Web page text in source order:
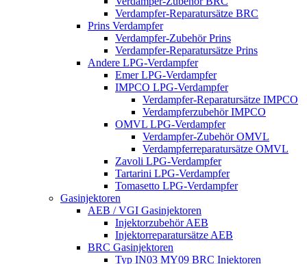
Verdampfer-Reparatursätze BRC
Prins Verdampfer
Verdampfer-Zubehör Prins
Verdampfer-Reparatursätze Prins
Andere LPG-Verdampfer
Emer LPG-Verdampfer
IMPCO LPG-Verdampfer
Verdampfer-Reparatursätze IMPCO
Verdampferzubehör IMPCO
OMVL LPG-Verdampfer
Verdampfer-Zubehör OMVL
Verdampferreparatursätze OMVL
Zavoli LPG-Verdampfer
Tartarini LPG-Verdampfer
Tomasetto LPG-Verdampfer
Gasinjektoren
AEB / VGI Gasinjektoren
Injektorzubehör AEB
Injektorreparatursätze AEB
BRC Gasinjektoren
Typ IN03 MY09 BRC Injektoren